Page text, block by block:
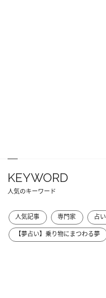
KEYWORD
人気のキーワード
人気記事 専門家 占い
【夢占い】乗り物にまつわる夢